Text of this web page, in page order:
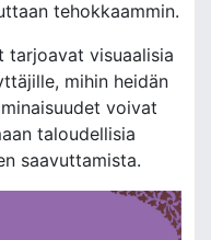
tehokkaammin.
tarjoavat visuaalisia
mihin heidän
voivat
taloudellisia
saavuttamista.